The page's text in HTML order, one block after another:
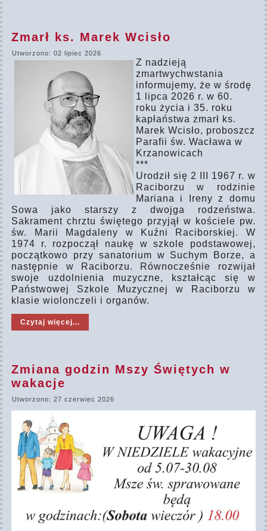
Zmarł ks. Marek Wcisło
Utworzono: 02 lipiec 2026
Z nadzieją
zmartwychwstania
informujemy, że w środę
1 lipca 2026 r. w 60.
roku życia i 35. roku
kapłaństwa zmarł ks.
Marek Wcisło, proboszcz
Parafii św. Wacława w
Krzanowicach
***
Urodził się 2 III 1967 r. w
Raciborzu w rodzinie
Mariana i Ireny z domu
Sowa jako starszy z dwojga rodzeństwa.
Sakrament chrztu świętego przyjął w kościele pw.
św. Marii Magdaleny w Kuźni Raciborskiej. W
1974 r. rozpoczął naukę w szkole podstawowej,
początkowo przy sanatorium w Suchym Borze, a
następnie w Raciborzu. Równocześnie rozwijał
swoje uzdolnienia muzyczne, kształcąc się w
Państwowej Szkole Muzycznej w Raciborzu w
klasie wiolonczeli i organów.
Czytaj więcej...
Zmiana godzin Mszy Świętych w
wakacje
Utworzono: 27 czerwiec 2026